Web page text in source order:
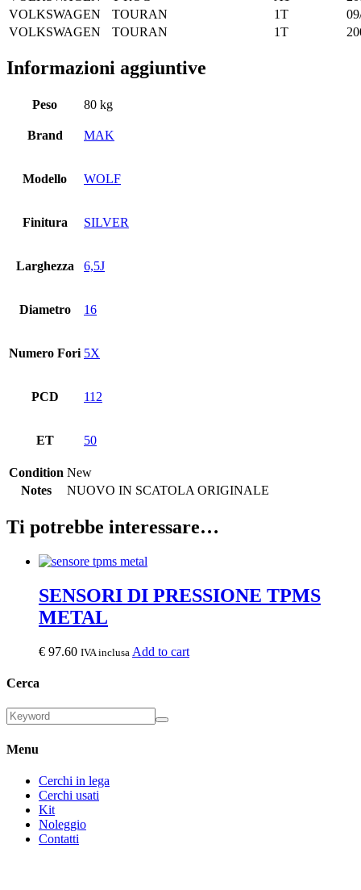
VOLKSWAGEN
TOURAN 1T
VOLKSWAGEN
TOURAN 1T
Informazioni aggiuntive
Peso 80 kg
Brand MAK
Modello WOLF
Finitura SILVER
Larghezza 6,5J
Diametro 16
Numero Fori 5X
PCD 112
ET 50
Condition New
Notes
NUOVO IN SCATOLA ORIGINALE
Ti potrebbe interessare…
SENSORI DI PRESSIONE TPMS
METAL
€ 97.60 IVA inclusa Add to cart
Cerca
Menu
Cerchi in lega
Cerchi usati
Kit
Noleggio
Contatti